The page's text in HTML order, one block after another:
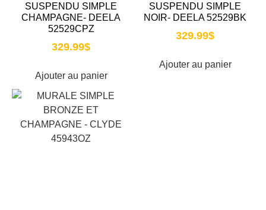
SUSPENDU SIMPLE
CHAMPAGNE- DEELA
52529CPZ
329.99$
Ajouter au panier
SUSPENDU SIMPLE
NOIR- DEELA 52529BK
329.99$
Ajouter au panier